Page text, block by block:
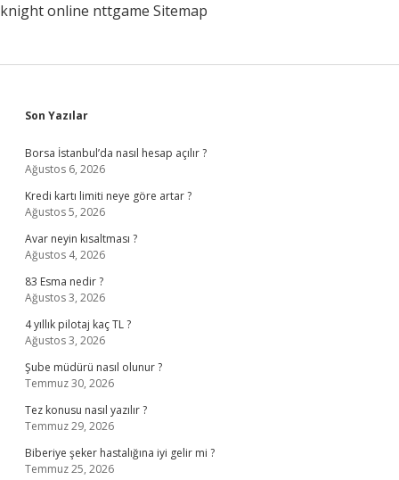
knight online nttgame Sitemap
Sidebar
Son Yazılar
Borsa İstanbul’da nasıl hesap açılır ?
Ağustos 6, 2026
Kredi kartı limiti neye göre artar ?
Ağustos 5, 2026
Avar neyin kısaltması ?
Ağustos 4, 2026
83 Esma nedir ?
Ağustos 3, 2026
4 yıllık pilotaj kaç TL ?
Ağustos 3, 2026
Şube müdürü nasıl olunur ?
Temmuz 30, 2026
Tez konusu nasıl yazılır ?
Temmuz 29, 2026
Biberiye şeker hastalığına iyi gelir mi ?
Temmuz 25, 2026